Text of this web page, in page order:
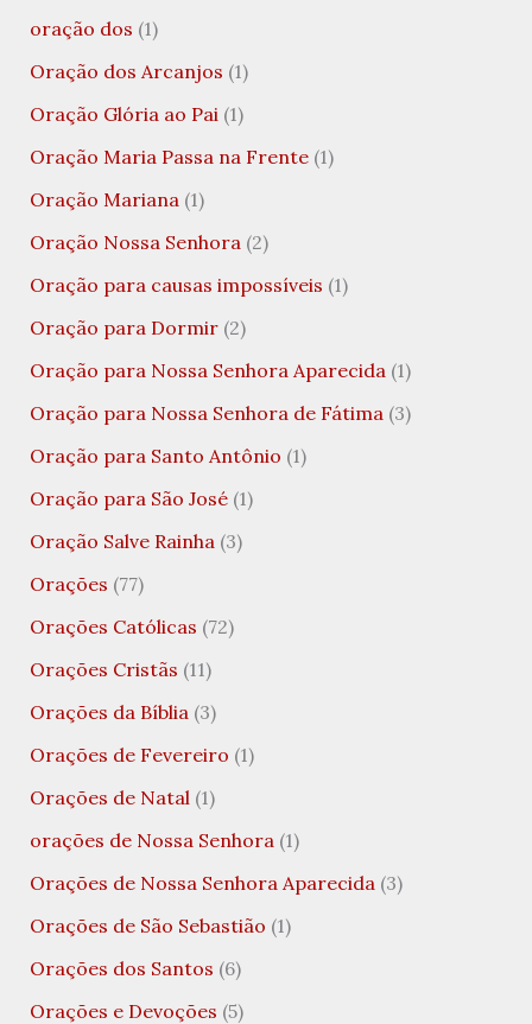
oração dos (1)
Oração dos Arcanjos (1)
Oração Glória ao Pai (1)
Oração Maria Passa na Frente(1)
Oração Mariana (1)
Oração Nossa Senhora (2)
Oração para causas impossíveis (1)
Oração para Dormir(2)
Oração para Nossa Senhora Aparecida (1)
Oração para Nossa Senhora de Fátima (3)
Oração para Santo Antônio (1)
Oração para São José(1)
Oração Salve Rainha (3)
Orações (77)
Orações Católicas (72)
Orações Cristãs (11)
Orações da Bíblia (3)
Orações de Fevereiro (1)
Orações de Natal (1)
orações de Nossa Senhora (1)
Orações de Nossa Senhora Aparecida (3)
Orações de São Sebastião (1)
Orações dos Santos (6)
Orações e Devoções (5)